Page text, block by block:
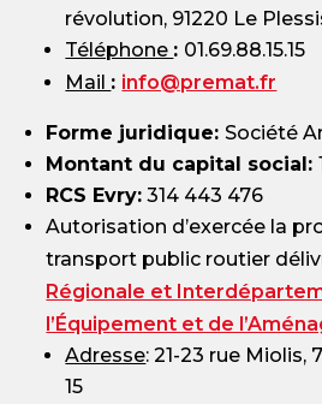
révolution, 91220 Le
Téléphone : 01.69.88.15.15
Mail : info@premat.fr
Forme juridique:Société
Montant du capital social:
RCS Evry: 314 443 476
Autorisation d’exercée la
transport public routier
Régionale et
l’Équipement et de
Adresse: 21-23 rue Miolis,
15